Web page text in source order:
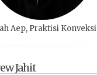
Aep, Praktisi Konveksi
Jahit